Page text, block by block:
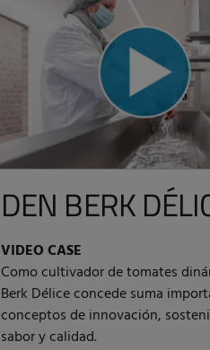
DEN BERK
VIDEO CASE
Como cultivador de tomates
Berk Délice concede suma
conceptos de innovación,
sabor y calidad.